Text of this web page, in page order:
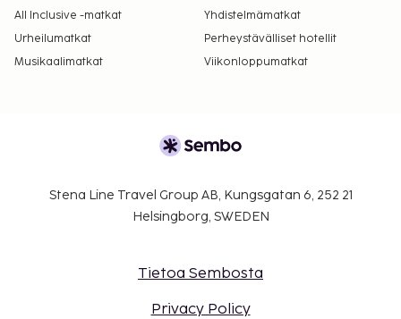
All Inclusive -matkat
Yhdistelmämatkat
Urheilumatkat
Perheystävälliset hotellit
Musikaalimatkat
Viikonloppumatkat
Stena Line Travel Group AB, Kungsgatan 6, 252 21
Helsingborg, SWEDEN
Tietoa Sembosta
Privacy Policy